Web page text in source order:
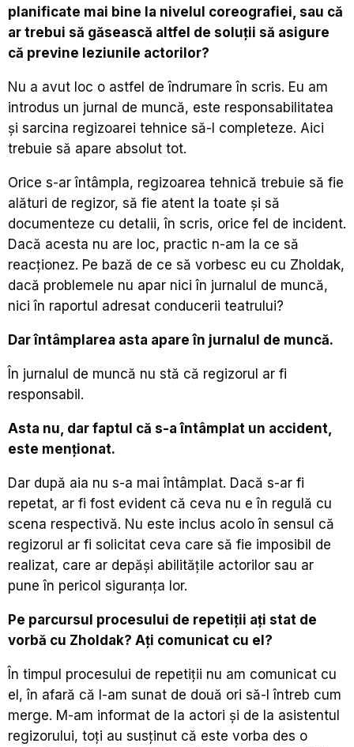
planificate mai bine la nivelul coreografiei, sau că
ar trebui să găsească altfel de soluții să asigure
că previne leziunile actorilor?
Nu a avut loc o astfel de îndrumare în scris. Eu am
introdus un jurnal de muncă, este responsabilitatea
și sarcina regizoarei tehnice să-l completeze. Aici
trebuie să apare absolut tot.
Orice s-ar întâmpla, regizoarea tehnică trebuie să fie
alături de regizor, să fie atent la toate și să
documenteze cu detalii, în scris, orice fel de incident.
Dacă acesta nu are loc, practic n-am la ce să
reacționez. Pe bază de ce să vorbesc eu cu Zholdak,
dacă problemele nu apar nici în jurnalul de muncă,
nici în raportul adresat conducerii teatrului?
Dar întâmplarea asta apare în jurnalul de muncă.
În jurnalul de muncă nu stă că regizorul ar fi
responsabil.
Asta nu, dar faptul că s-a întâmplat un accident,
este menționat.
Dar după aia nu s-a mai întâmplat. Dacă s-ar fi
repetat, ar fi fost evident că ceva nu e în regulă cu
scena respectivă. Nu este inclus acolo în sensul că
regizorul ar fi solicitat ceva care să fie imposibil de
realizat, care ar depăși abilitățile actorilor sau ar
pune în pericol siguranța lor.
Pe parcursul procesului de repetiții ați stat de
vorbă cu Zholdak? Ați comunicat cu el?
În timpul procesului de repetiții nu am comunicat cu
el, în afară că l-am sunat de două ori să-l întreb cum
merge. M-am informat de la actori și de la asistentul
regizorului, toți au susținut că este vorba des o